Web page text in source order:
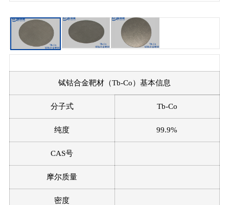
硫化物 硒化物
碲化物
锑化物
磷化物
多元化合物
高纯化合物清单
稀土材料
稀土氟化物
稀土氮化物
其它稀土化合物
稀土材料清单
特种合金
坩埚定制
铽钴合金靶材（Tb-Co）基本信息
分子式 Tb-Co
纯度 99.9%
CAS号
摩尔质量
密度